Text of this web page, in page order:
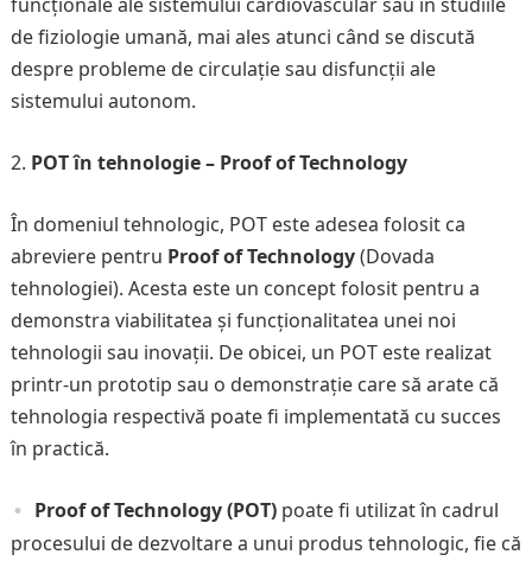
de fiziologie umană, mai ales atunci când se discută
despre probleme de circulație sau disfuncții ale
sistemului autonom.
POT în tehnologie – Proof of Technology
În domeniul tehnologic, POT este adesea folosit ca
abreviere pentru Proof of Technology(Dovada
tehnologiei). Acesta este un concept folosit pentru a
demonstra viabilitatea și funcționalitatea unei noi
tehnologii sau inovații. De obicei, un POT este realizat
printr-un prototip sau o demonstrație care să arate că
tehnologia respectivă poate fi implementată cu succes
în practică.
Proof of Technology (POT)poate fi utilizat în cadrul
procesului de dezvoltare a unui produs tehnologic, fie că